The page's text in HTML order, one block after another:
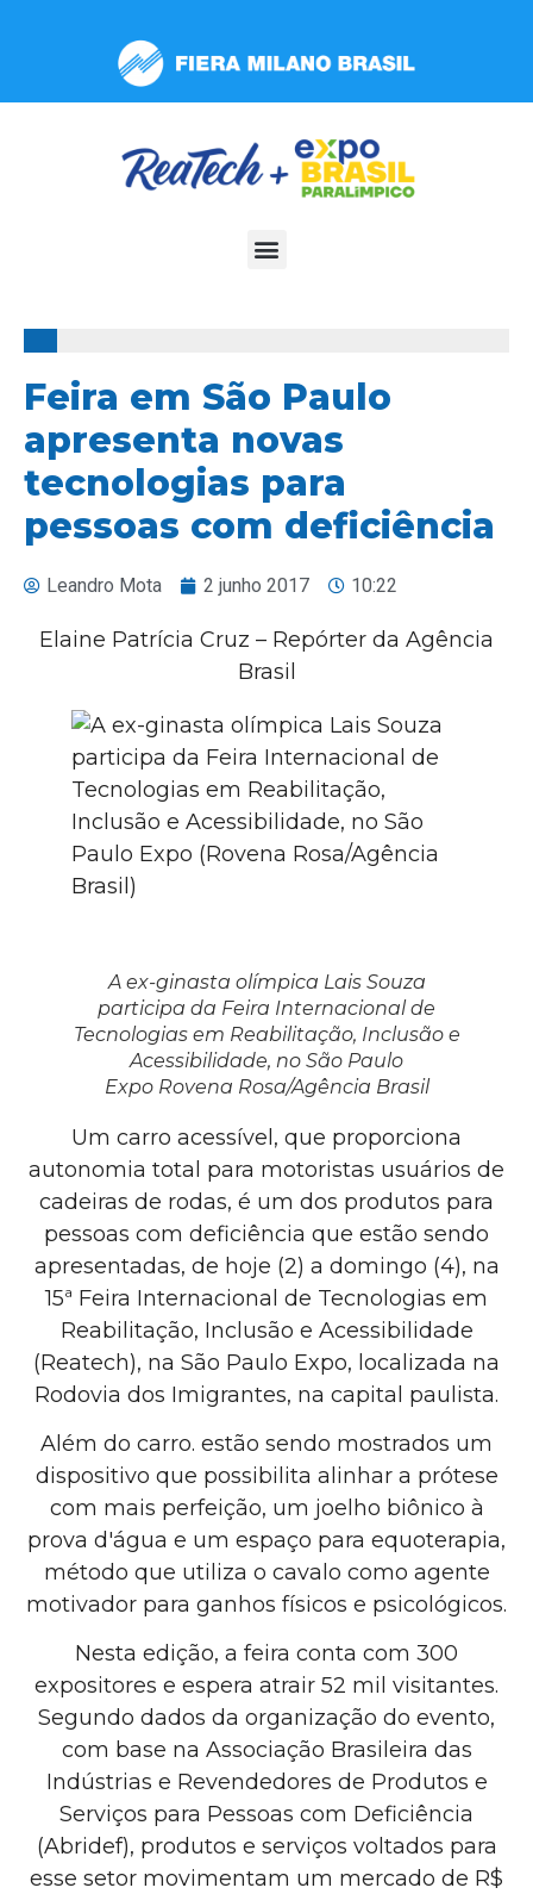
inclui
Feira em São Paulo
apresenta novas
tecnologias para
pessoas com deficiência
Leandro Mota 2 junho 2017 10:22
Elaine Patrícia Cruz – Repórter da Agência
Brasil
A ex-ginasta olímpica Lais Souza
participa da Feira Internacional de
Tecnologias em Reabilitação, Inclusão e
Acessibilidade, no São Paulo
Expo Rovena Rosa/Agência Brasil
Um carro acessível, que proporciona
autonomia total para motoristas usuários de
cadeiras de rodas, é um dos produtos para
pessoas com deficiência que estão sendo
apresentadas, de hoje (2) a domingo (4), na
15ª Feira Internacional de Tecnologias em
Reabilitação, Inclusão e Acessibilidade
(Reatech), na São Paulo Expo, localizada na
Rodovia dos Imigrantes, na capital paulista.
Além do carro. estão sendo mostrados um
dispositivo que possibilita alinhar a prótese
com mais perfeição, um joelho biônico à
prova d'água e um espaço para equoterapia,
método que utiliza o cavalo como agente
motivador para ganhos físicos e psicológicos.
Nesta edição, a feira conta com 300
expositores e espera atrair 52 mil visitantes.
Segundo dados da organização do evento,
com base na Associação Brasileira das
Indústrias e Revendedores de Produtos e
Serviços para Pessoas com Deficiência
(Abridef), produtos e serviços voltados para
esse setor movimentam um mercado de R$